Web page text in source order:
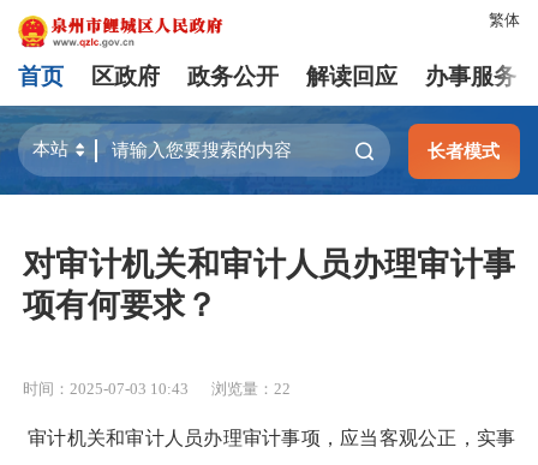
繁体
首页 区政府 政务公开 解读回应 办事服务
长者模式
对审计机关和审计人员办理审计事
项有何要求？
时间：2025-07-03 10:43 浏览量： 22
审计机关和审计人员办理审计事项，应当客观公正，实事